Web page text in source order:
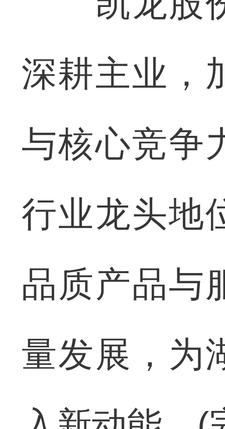
深耕主业，
与核心竞争
行业龙头地
品质产品与
量发展，为